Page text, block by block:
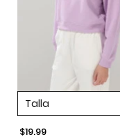
Talla
$19.99